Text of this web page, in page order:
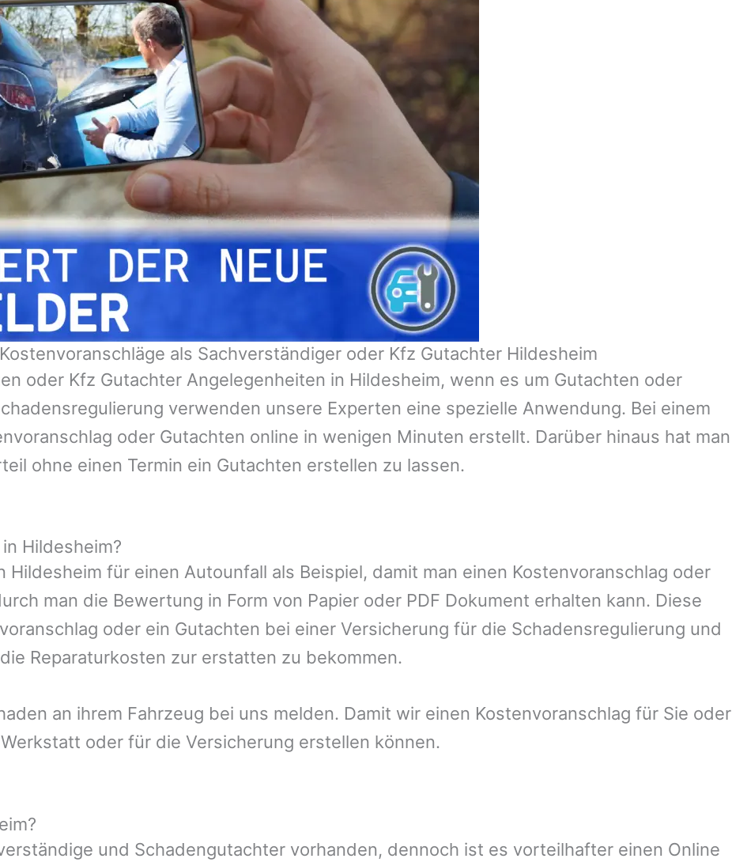
als Sachverständiger oder Kfz Gutachter Hildesheim
oder Kfz Gutachter Angelegenheiten in Hildesheim, wenn es um Gutachten oder
verwenden unsere Experten eine spezielle Anwendung. Bei einem
oder Gutachten online in wenigen Minuten erstellt. Darüber hinaus hat man
ohne einen Termin ein Gutachten erstellen zu lassen.
Hildesheim?
Hildesheim für einen Autounfall als Beispiel, damit man einen Kostenvoranschlag oder
man die Bewertung in Form von Papier oder PDF Dokument erhalten kann. Diese
oder ein Gutachten bei einer Versicherung für die Schadensregulierung und
die Reparaturkosten zur erstatten zu bekommen.
an ihrem Fahrzeug bei uns melden. Damit wir einen Kostenvoranschlag für Sie oder
oder für die Versicherung erstellen können.
und Schadengutachter vorhanden, dennoch ist es vorteilhafter einen Online